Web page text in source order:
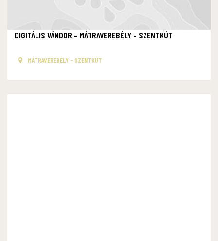
DIGITÁLIS VÁNDOR - MÁTRAVEREBÉLY - SZENTKÚT
MÁTRAVEREBÉLY - SZENTKÚT